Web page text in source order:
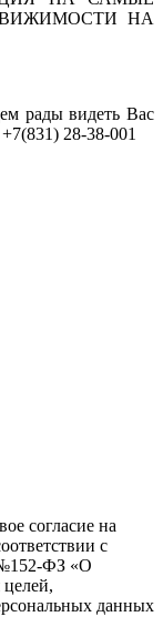
НА
рады видеть Вас
28-38-001
согласие на
с
№152-ФЗ «О
данных